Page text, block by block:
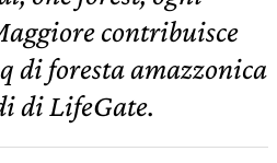
contribuisce
di foresta amazzonica
di LifeGate.